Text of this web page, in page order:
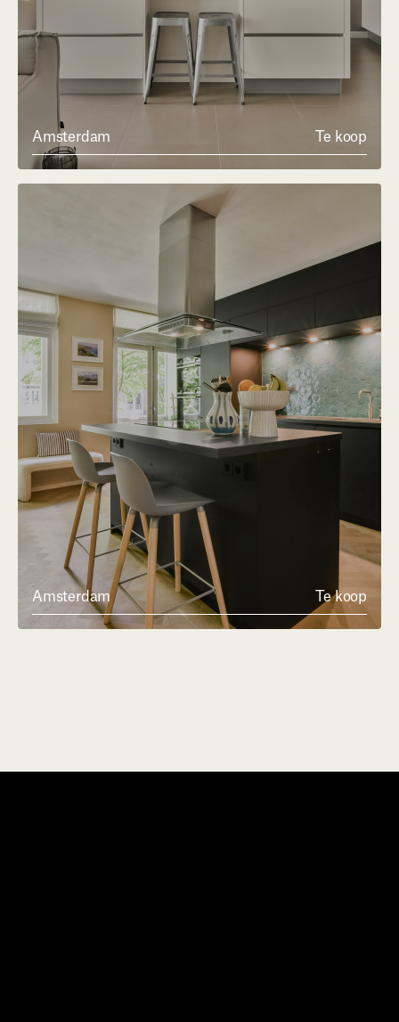
Amsterdam Te koop
Amsterdam Te koop